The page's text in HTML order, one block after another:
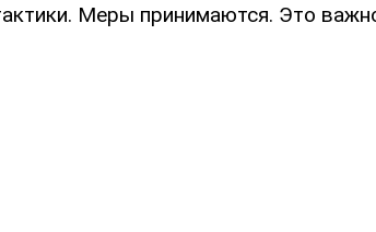
Меры принимаются. Это